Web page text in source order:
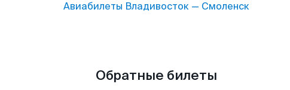
Авиабилеты Владивосток— Смоленск
Обратные билеты